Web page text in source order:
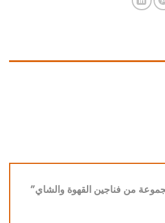
من فناجين القهوة والشاي”